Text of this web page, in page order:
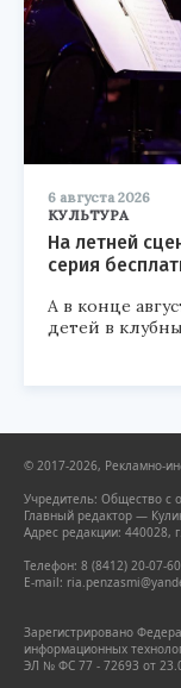
6 августа 2026
КУЛЬТУРА
На летней
серия
А в конце
детей в
© 2017-2026, Рекламно-
Учредитель: Общество с
Главный редактор —
Адрес редакции: 440028,
Телефон: 8 (8412) 20-07-60
E-mail:
Зарегистрировано
информационных
ЭЛ № ФС 77 - 72693 от